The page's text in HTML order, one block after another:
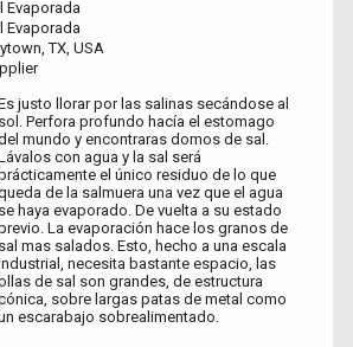
Evaporada
Evaporada
TX, USA
justo llorar por las salinas secándose al
sol. Perfora profundo hacía el estomago
mundo y encontraras domos de sal.
con agua y la sal será
el único residuo de lo que
de la salmuera una vez que el agua
se haya evaporado. De vuelta a su estado
La evaporación hace los granos de
sal mas salados. Esto, hecho a una escala
necesita bastante espacio, las
de sal son grandes, de estructura
sobre largas patas de metal como
escarabajo sobrealimentado.